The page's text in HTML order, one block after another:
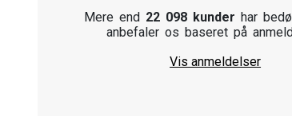
Mere end 22 098 kunder har
anbefaler os baseret på
Vis anmeldelser